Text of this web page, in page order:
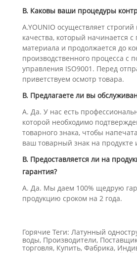
В. Каковы ваши процедуры
A.YOUNIO осуществляет строгий
качества, который начинается с
материала и продолжается до
производственного процесса с
управления ISO9001. Перед
приветствуем осмотр товара.
В. Предлагаете ли вы
А. Да. У нас есть
которой необходимо
товарного знака, чтобы
ваш товарный знак на продукте
В. Предоставляется ли на
гарантия?
А. Да. Мы даем 100% щедрую
продукцию сроком на 2 года.
Горячие Теги: Латунный
воды, Производители,
торговля, Купить, Фабрика,